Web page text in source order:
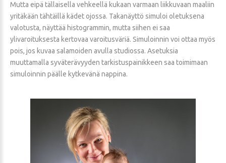
Mutta eipä tällaisella vehkeellä kukaan varmaan liikkuvaan maaliin
yritäkään tähtäillä kädet ojossa. Takanäyttö simuloi oletuksena
valotusta, näyttää histogrammin, mutta siihen ei saa
ylivaroituksesta kertovaa varoitusväriä. Simuloinnin voi ottaa myös
pois, jos kuvaa salamoiden avulla studiossa. Asetuksia
muuttamalla syväterävyyden tarkistuspainikkeen saa toimimaan
simuloinnin päälle kytkevänä nappina.